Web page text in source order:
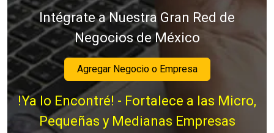
Intégrate a Nuestra Gran Red de
Negocios de México
Agregar Negocio o Empresa
!Ya lo Encontré! - Fortalece a las Micro,
Pequeñas y Medianas Empresas